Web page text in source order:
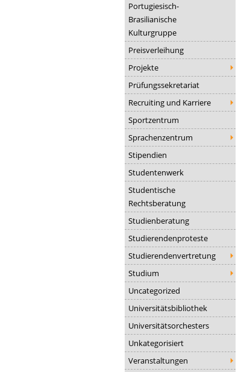
Portugiesisch-
Brasilianische
Kulturgruppe
Preisverleihung
Projekte
Prüfungssekretariat
Recruiting und Karriere
Sportzentrum
Sprachenzentrum
Stipendien
Studentenwerk
Studentische
Rechtsberatung
Studienberatung
Studierendenproteste
Studierendenvertretung
Studium
Uncategorized
Universitätsbibliothek
Universitätsorchesters
Unkategorisiert
Veranstaltungen